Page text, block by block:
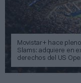
Movistar+ hace
Slams: adquiere en
derechos del US